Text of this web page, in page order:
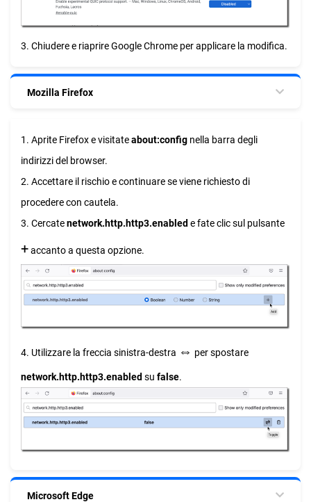
3. Chiudere e riaprire Google Chrome per applicare la modifica.
Mozilla Firefox
1. Aprite Firefox e visitateabout:config nella barra degli
indirizzi del browser.
2. Accettare il rischio e continuare se viene richiesto di
procedere con cautela.
3. Cercatenetwork.http.http3.enabled e fate clic sul pulsante
+accanto a questa opzione.
4. Utilizzare la freccia sinistra-destra ⇔ per spostare
network.http.http3.enabled su false.
Microsoft Edge